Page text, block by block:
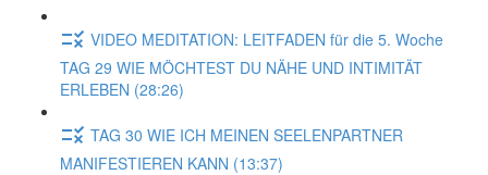
VIDEO MEDITATION: LEITFADEN für die 5. Woche
TAG 29 WIE MÖCHTEST DU NÄHE UND INTIMITÄT
ERLEBEN (28:26)
TAG 30 WIE ICH MEINEN SEELENPARTNER
MANIFESTIEREN KANN (13:37)